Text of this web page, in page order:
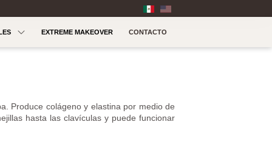
EXTREME MAKEOVER CONTACTO
Produce colágeno y elastina por medio de
hasta las clavículas y puede funcionar